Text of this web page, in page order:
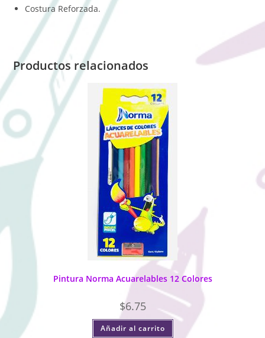
Costura Reforzada.
Productos relacionados
Pintura Norma Acuarelables 12 Colores
$6.75
Añadir al carrito